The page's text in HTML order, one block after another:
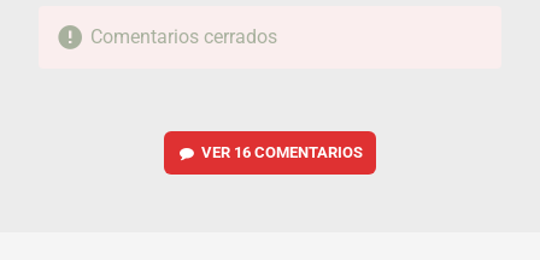
Comentarios cerrados
VER 16 COMENTARIOS